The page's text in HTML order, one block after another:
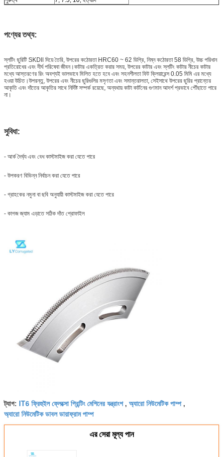
পণ্যের তথ্য:
স্লটিং ছুরিটি SKDll দিয়ে তৈরি, উপরের কঠোরতা HRC60 ~ 62 ডিগ্রি, নিম্ন কঠোরতা 58 ডিগ্রি, উচ্চ পরিধান
প্রতিরোধের এবং দীর্ঘ পরিষেবা জীবন।কাটার একত্রিত করার সময়, উপরের কাটার এবং স্লটিং কাটার নীচের কাটার
মধ্যে আস্তরণের রিং অবশ্যই ভালভাবে মিলিত হতে হবে এবং সহনশীলতা ফিট ক্লিয়ারেন্স 0.05 মিমি এর মধ্যে
হওয়া উচিত।উপরন্তু, উপরের এবং নীচের ছুরিগুলির মসৃণতা এবং সমান্তরালতা, সেইসাথে উপরের ছুরির প্রান্তের
আকৃতি এবং দাঁতের আকৃতির সাথে নির্দিষ্ট সম্পর্ক রয়েছে, অন্যথায় কাটা কার্টনের গুণমান আদর্শ প্রভাবে পৌঁছাতে পারে
না।
সুবিধা:
- আর্ক দৈর্ঘ্য এবং বেধ কাস্টমাইজ করা যেতে পারে
- উপকরণ বিভিন্ন নির্বাচন করা যেতে পারে
- গ্রাহকের নমুনা বা ছবি অনুযায়ী কাস্টমাইজ করা যেতে পারে
- কাগজ জ্যাম এড়াতে সঠিক দাঁত প্রোফাইল
ট্যাগ: IT6 ফ্রিহুইল ফ্লেক্সো প্রিন্টিং মেশিনের যন্ত্রাংশ, অ্যারো নিউমেটিক পাম্প,
অ্যারো নিউমেটিক ডাবল ডায়াফ্রাম পাম্প
এর সেরা মূল্য পান